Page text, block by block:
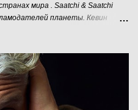
мира . Saatchi & Saatchi
планеты. Кевин
и креатива в
креативного
и почетным профессором
Виктории. В 2013 году Кевин,
орденом За заслуги